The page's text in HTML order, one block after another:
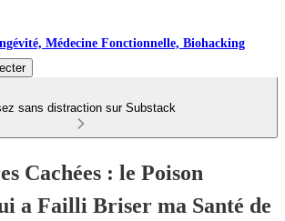
Médecine Fonctionnelle, Biohacking
sans distraction sur Substack
Cachées : le Poison
a Failli Briser ma Santé de